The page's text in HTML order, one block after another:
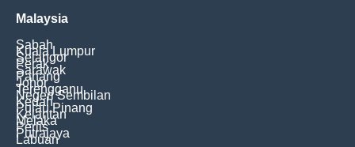
Malaysia
Sabah
Kuala Lumpur
Selangor
Perak
Sarawak
Pahang
Johor
Terengganu
Negeri Sembilan
Kedah
Pulau Pinang
Kelantan
Melaka
Perlis
Putrajaya
Labuan